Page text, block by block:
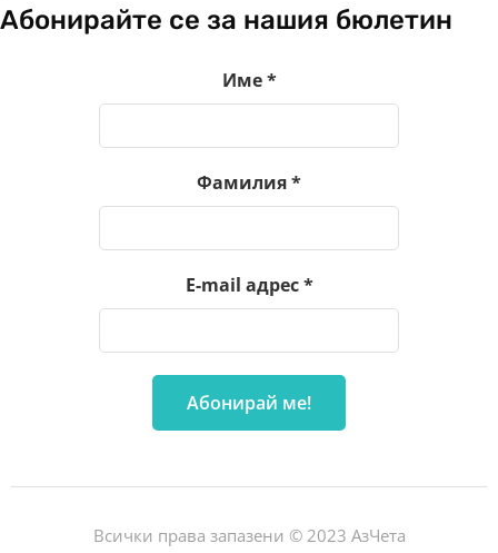
Абонирайте се за нашия бюлетин
Име*
Фамилия*
E-mail адрес*
Всички права запазени © 2023 АзЧета